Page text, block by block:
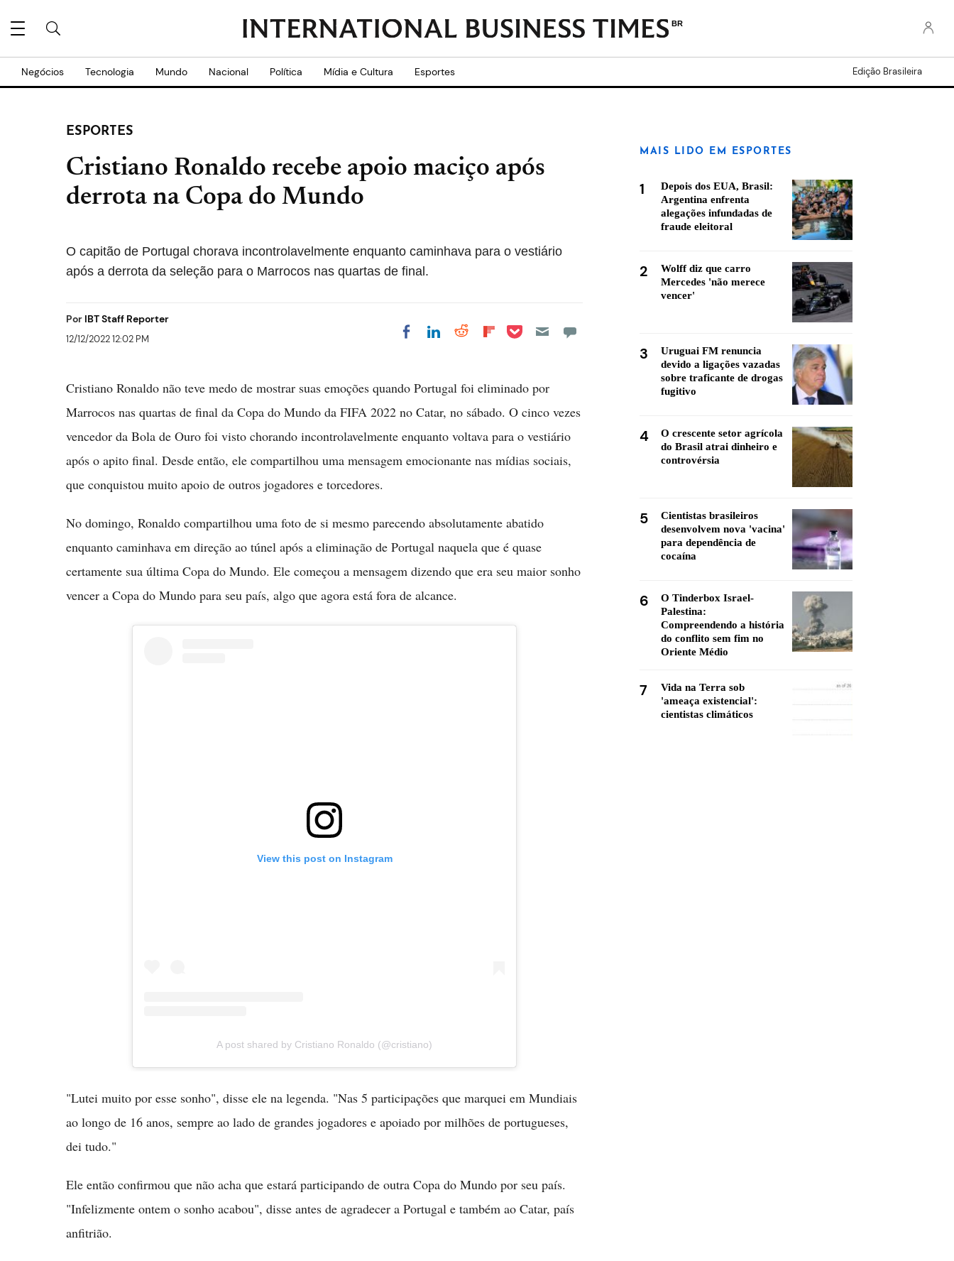
BR
Negócios Tecnologia Mundo Nacional Política Mídia e Cultura Esportes Edição Brasileira
ESPORTES
Cristiano Ronaldo recebe apoio maciço após
derrota na Copa do Mundo
O capitão de Portugal chorava incontrolavelmente enquanto caminhava para o vestiário
após a derrota da seleção para o Marrocos nas quartas de final.
Por IBT Staff Reporter
12/12/2022 12:02 PM Share on Facebook
Share on LinkedIn
Share on Reddit
Share on
Share on Pocket
Cristiano Ronaldo não teve medo de mostrar suas emoções quando Portugal foi eliminado por
Marrocos nas quartas de final da Copa do Mundo da FIFA 2022 no Catar, no sábado. O cinco vezes
vencedor da Bola de Ouro foi visto chorando incontrolavelmente enquanto voltava para o vestiário
após o apito final. Desde então, ele compartilhou uma mensagem emocionante nas mídias sociais,
que conquistou muito apoio de outros jogadores e torcedores.
No domingo, Ronaldo compartilhou uma foto de si mesmo parecendo absolutamente abatido
enquanto caminhava em direção ao túnel após a eliminação de Portugal naquela que é quase
certamente sua última Copa do Mundo. Ele começou a mensagem dizendo que era seu maior sonho
vencer a Copa do Mundo para seu país, algo que agora está fora de alcance.
View this post on Instagram
A post shared by Cristiano Ronaldo (@cristiano)
"Lutei muito por esse sonho", disse ele na legenda. "Nas 5 participações que marquei em Mundiais
ao longo de 16 anos, sempre ao lado de grandes jogadores e apoiado por milhões de portugueses,
dei tudo."
Ele então confirmou que não acha que estará participando de outra Copa do Mundo por seu país.
"Infelizmente ontem o sonho acabou", disse antes de agradecer a Portugal e também ao Catar, país
anfitrião.
MAIS LIDO EM ESPORTES
1
Depois dos EUA, Brasil:
Argentina enfrenta
alegações infundadas de
fraude eleitoral
2
Wolff diz que carro
Mercedes 'não merece
vencer'
3
Uruguai FM renuncia
devido a ligações vazadas
sobre traficante de drogas
fugitivo
4
O crescente setor agrícola
do Brasil atrai dinheiro e
controvérsia
5
Cientistas brasileiros
desenvolvem nova 'vacina'
para dependência de
cocaína
6
O Tinderbox Israel-
Palestina:
Compreendendo a história
do conflito sem fim no
Oriente Médio
7
Vida na Terra sob
'ameaça existencial':
cientistas climáticos